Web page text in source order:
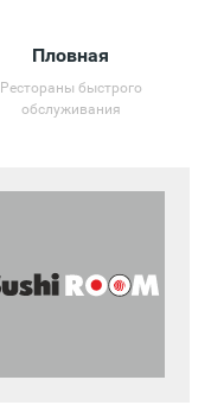
Пловная
Рестораны быстрого
обслуживания